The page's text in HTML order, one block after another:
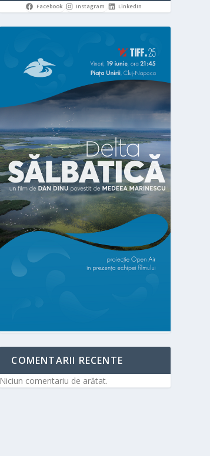
Facebook Instagram LinkedIn
COMENTARII RECENTE
Niciun comentariu de arătat.